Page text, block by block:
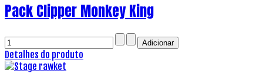
Pack Clipper Monkey King
Detalhes do produto